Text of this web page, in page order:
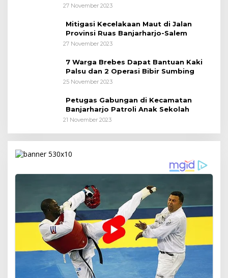
27 November 2023
Mitigasi Kecelakaan Maut di Jalan
Provinsi Ruas Banjarharjo-Salem
27 November 2023
7 Warga Brebes Dapat Bantuan Kaki
Palsu dan 2 Operasi Bibir Sumbing
25 November 2023
Petugas Gabungan di Kecamatan
Banjarharjo Patroli Anak Sekolah
21 November 2023